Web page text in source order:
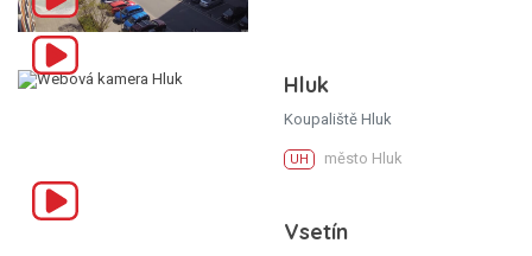
Hluk
Koupaliště Hluk
UH město Hluk
Vsetín